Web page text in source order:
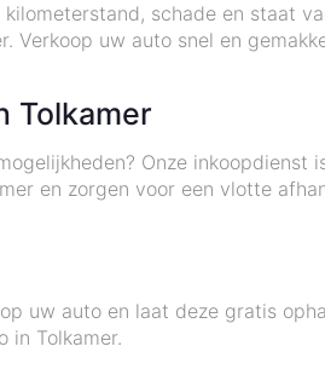
schade en staat
Verkoop uw auto snel en
Tolkamer
Onze inkoopdienst
en zorgen voor een vlotte
uw auto en laat deze gratis
in Tolkamer.